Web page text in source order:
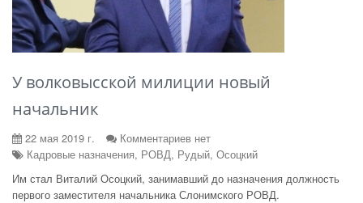
У волковысской милиции новый
начальник
22 мая 2019 г.
Комментариев нет
Кадровые назначения, РОВД, Рудый, Осоцкий
Им стал Виталий Осоцкий, занимавший до назначения должность
первого заместителя начальника Слонимского РОВД.